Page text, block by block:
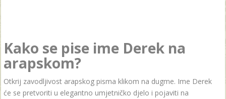
Kako se pise ime Derek na
arapskom?
Otkrij zavodljivost arapskog pisma klikom na dugme. Ime Derek
će se pretvoriti u elegantno umjetničko djelo i pojaviti na